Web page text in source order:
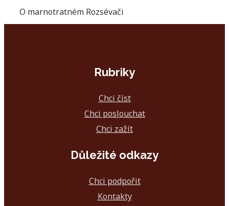
O marnotratném Rozsévači
Rubriky
Chci číst
Chci poslouchat
Chci zažít
Důležité odkazy
Chci podpořit
Kontakty